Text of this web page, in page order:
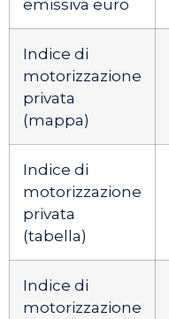
emissiva euro
Indice di
motorizzazione
privata
(mappa)
Indice di
motorizzazione
privata
(tabella)
Indice di
motorizzazione